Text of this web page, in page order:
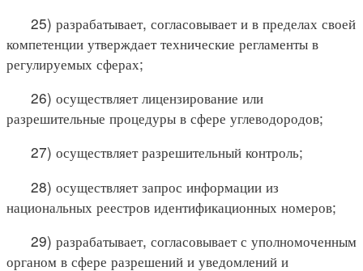
25) разрабатывает, согласовывает и в пределах своей
компетенции утверждает технические регламенты в
регулируемых сферах;
26) осуществляет лицензирование или
разрешительные процедуры в сфере углеводородов;
27) осуществляет разрешительный контроль;
28) осуществляет запрос информации из
национальных реестров идентификационных номеров;
29) разрабатывает, согласовывает с уполномоченным
органом в сфере разрешений и уведомлений и